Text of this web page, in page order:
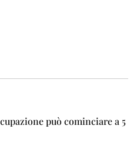
può cominciare a 5